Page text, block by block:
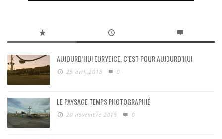
AUJOURD’HUI EURYDICE, C’EST POUR AUJOURD’HUI
25 avril 2018 0
LE PAYSAGE TEMPS PHOTOGRAPHIÉ
20 novembre 2018 0